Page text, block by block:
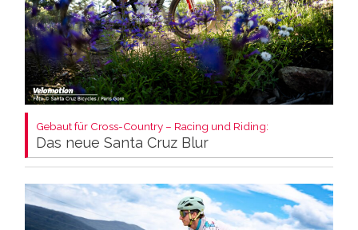
Gebaut für Cross-Country – Racing und Riding:
Das neue Santa Cruz Blur